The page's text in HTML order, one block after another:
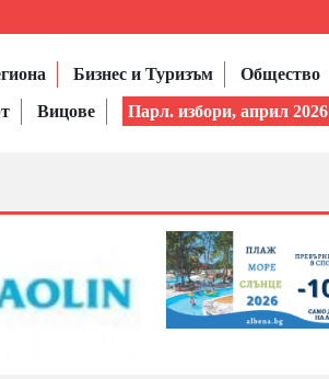
Бизнес и Туризъм Общество
Вицове Парл. избори, април 2026